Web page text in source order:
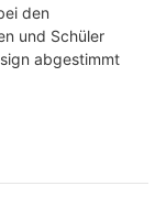
den
und Schüler
abgestimmt